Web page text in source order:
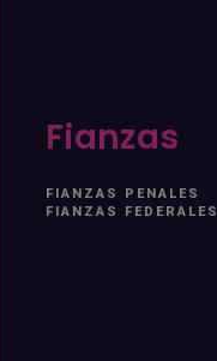
Fianzas
FIANZAS PENALES
FIANZAS FEDERALES